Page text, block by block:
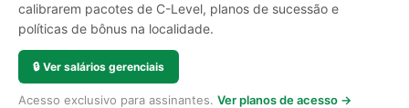
calibrarem pacotes de C-Level, planos de sucessão e
políticas de bônus na localidade.
🔒 Ver salários gerenciais
Acesso exclusivo para assinantes. Ver planos de acesso →